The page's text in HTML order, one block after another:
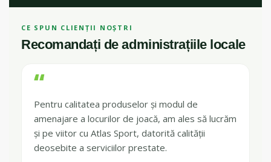
CE SPUN CLIENȚII NOȘTRI
Recomandați de administrațiile locale
“
Pentru calitatea produselor și modul de
amenajare a locurilor de joacă, am ales să lucrăm
și pe viitor cu Atlas Sport, datorită calității
deosebite a serviciilor prestate.